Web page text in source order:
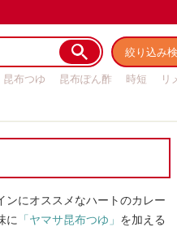
絞り込み
昆布つゆ 昆布ぽん酢 時短
リ
ンにオススメなハートのカレー
に 「ヤマサ昆布つゆ」 を加える